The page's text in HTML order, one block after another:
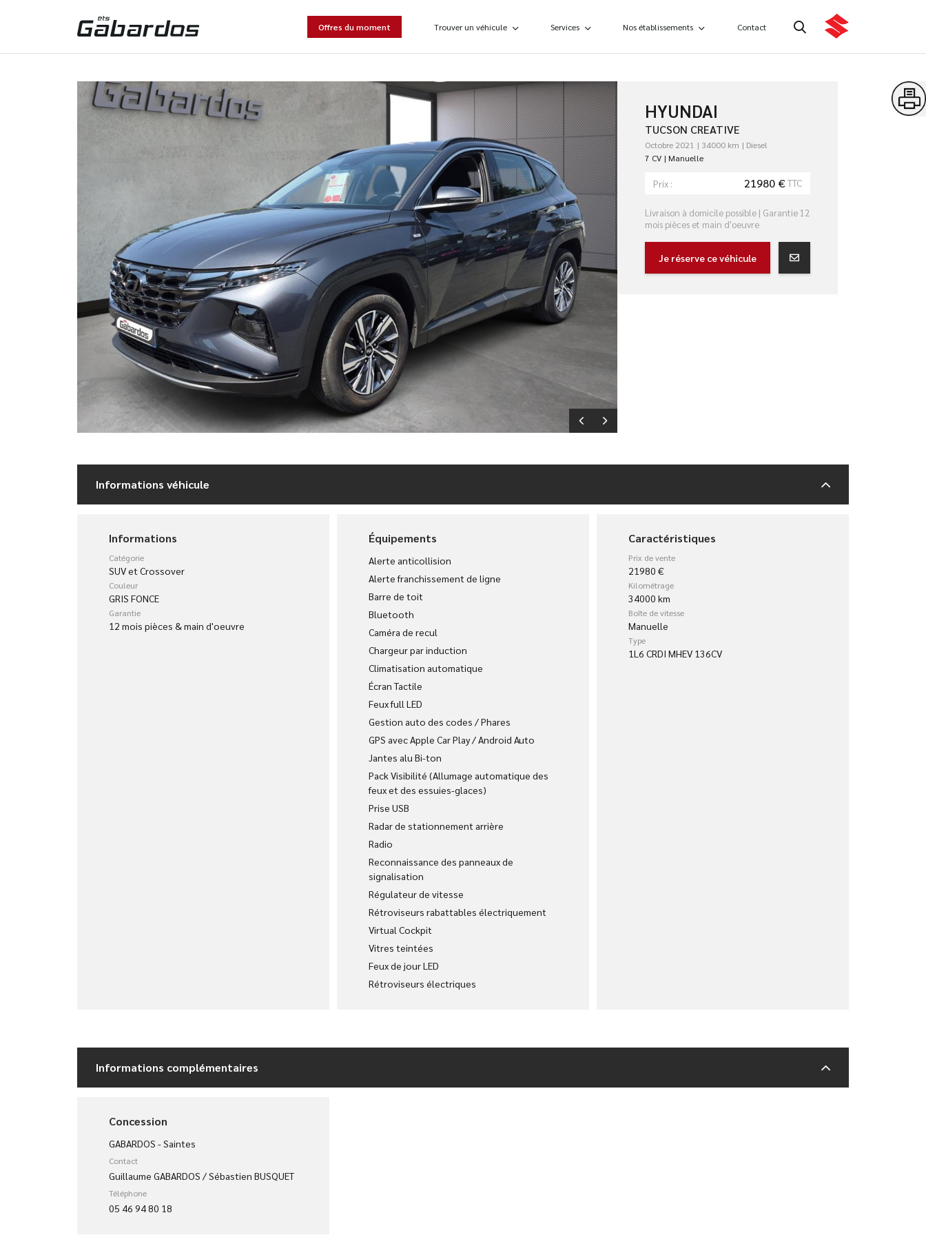
Offres du moment Trouver un véhicule Services Nos établissements Contact
HYUNDAI
TUCSON CREATIVE
Octobre 2021 34000 km
Diesel
7 CV
Manuelle
Prix : 21980 €TTC
Livraison à domicile possible | Garantie 12
mois pièces et main d'oeuvre
Je réserve ce véhicule
Informations véhicule
Informations
Catégorie
SUV et Crossover
Couleur
GRIS FONCE
Garantie
12 mois pièces & main d'oeuvre
Équipements
Alerte anticollision
Alerte franchissement de ligne
Barre de toit
Bluetooth
Caméra de recul
Chargeur par induction
Climatisation automatique
Écran Tactile
Feux full LED
Gestion auto des codes / Phares
GPS avec Apple Car Play / Android Auto
Jantes alu Bi-ton
Pack Visibilité (Allumage automatique des
feux et des essuies-glaces)
Prise USB
Radar de stationnement arrière
Radio
Reconnaissance des panneaux de
signalisation
Régulateur de vitesse
Rétroviseurs rabattables électriquement
Virtual Cockpit
Vitres teintées
Feux de jour LED
Rétroviseurs électriques
Caractéristiques
Prix de vente
21980 €
Kilométrage
34000 km
Boîte de vitesse
Manuelle
Type
1L6 CRDI MHEV 136CV
Informations complémentaires
Concession
GABARDOS - Saintes
Contact
Guillaume GABARDOS / Sébastien BUSQUET
Téléphone
05 46 94 80 18